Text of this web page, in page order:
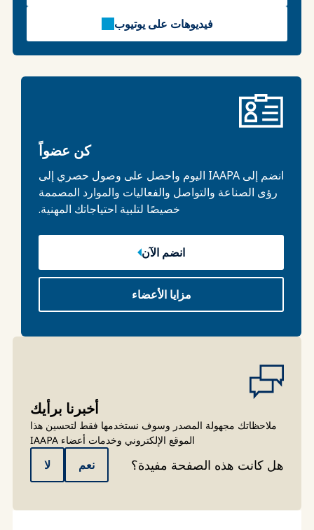
فيديوهات على يوتيوب
كن عضواً
انضم إلى IAAPA اليوم واحصل على وصول حصري إلى
رؤى الصناعة والتواصل والفعاليات والموارد المصممة
خصيصًا لتلبية احتياجاتك المهنية.
انضم الآن
مزايا الأعضاء
أخبرنا برأيك
ملاحظاتك مجهولة المصدر وسوف نستخدمها فقط لتحسين هذا
الموقع الإلكتروني وخدمات أعضاء IAAPA
هل كانت هذه الصفحة مفيدة؟ نعم لا